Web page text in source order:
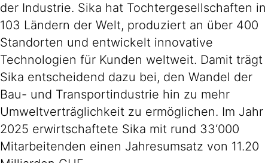
der Industrie. Sika hat Tochtergesellschaften in
103 Ländern der Welt, produziert an über 400
Standorten und entwickelt innovative
Technologien für Kunden weltweit. Damit trägt
Sika entscheidend dazu bei, den Wandel der
Bau- und Transportindustrie hin zu mehr
Umweltverträglichkeit zu ermöglichen. Im Jahr
2025 erwirtschaftete Sika mit rund 33‘000
Mitarbeitenden einen Jahresumsatz von 11.20